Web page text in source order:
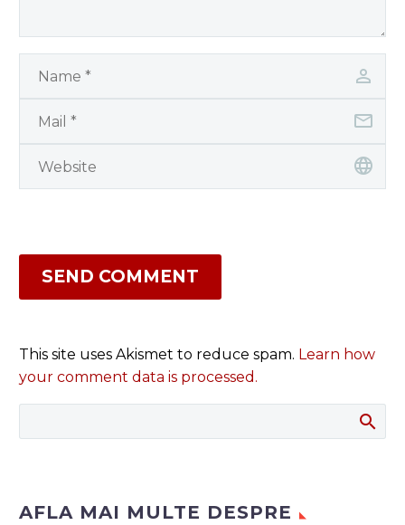
SEND COMMENT
This site uses Akismet to reduce spam. Learn how
your comment data is processed.
AFLA MAI MULTE DESPRE